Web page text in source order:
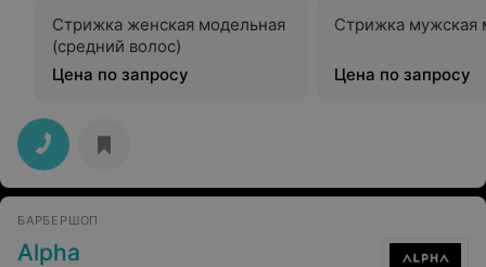
Стрижка женская модельная
(средний волос)
Цена по запросу
Стрижка мужская
Цена по запросу
БАРБЕРШОП
Alpha